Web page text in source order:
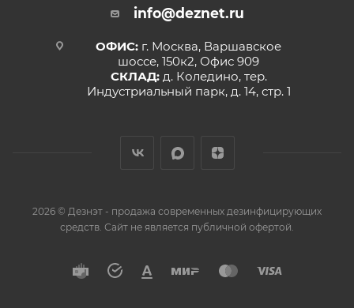
info@deznet.ru
ОФИС: г. Москва, Варшавское
шоссе, 150к2, Офис 909
СКЛАД: д. Коледино, тер.
Индустриальный парк, д. 14, стр. 1
2026 © Дезнэт - продажа современных дезинфицирующих
средств. Сайт не является публичной офертой.